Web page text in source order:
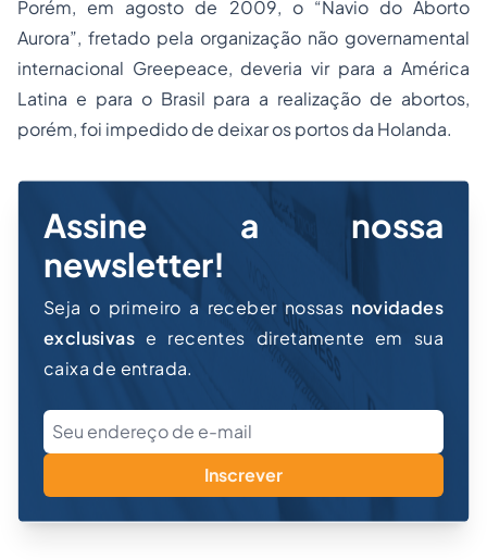
Porém, em agosto de 2009, o “Navio do Aborto
Aurora”, fretado pela organização não governamental
internacional Greepeace, deveria vir para a América
Latina e para o Brasil para a realização de abortos,
porém, foi impedido de deixar os portos da Holanda.
Assine a nossa
newsletter!
Seja o primeiro a receber nossas novidades
exclusivas e recentes diretamente em sua
caixa de entrada.
Inscrever